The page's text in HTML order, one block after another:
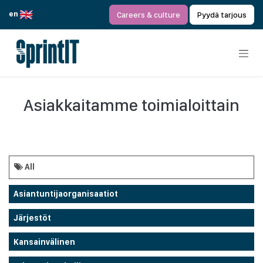
en
Careers & culture Pyydä tarjous
Asiakkaitamme toimialoittain
All
Asiantuntijaorganisaatiot
Järjestöt
Kansainvälinen